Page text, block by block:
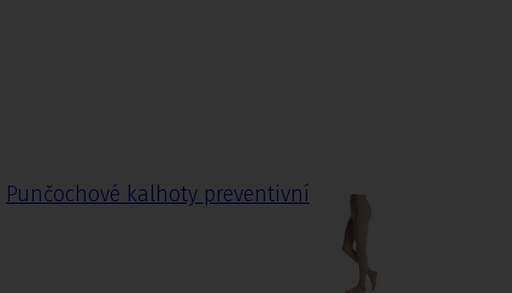
Punčochové kalhoty preventivní